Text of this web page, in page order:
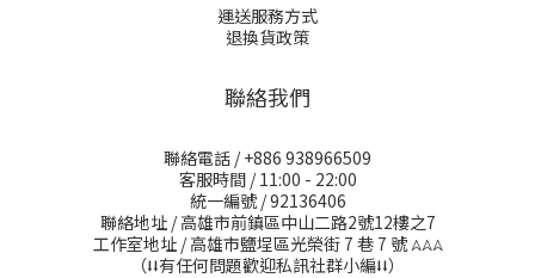
運送服務方式
退換貨政策
聯絡我們
聯絡電話 / +886 938966509
客服時間 / 11:00 - 22:00
統一編號 / 92136406
聯絡地址 / 高雄市前鎮區中山二路2號12樓之7
工作室地址 / 高雄市鹽埕區光榮街 7 巷 7 號𖤂𖤂𖤂
（⭣⭣有任何問題歡迎私訊社群小編⭣⭣）